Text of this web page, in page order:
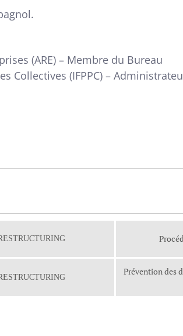
(ARE) – Membre du Bureau
Collectives (IFPPC) –
Prévention des